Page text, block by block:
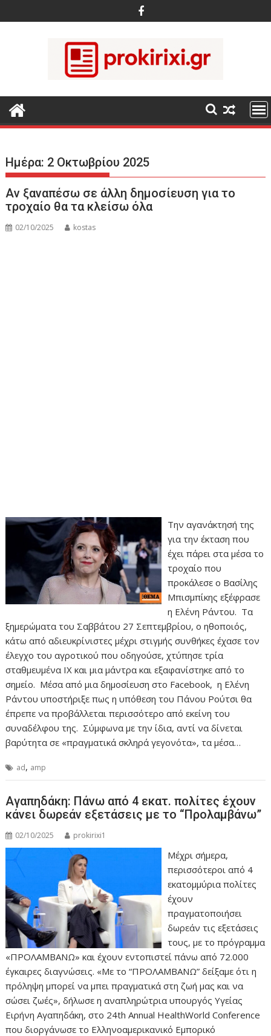
στο
Ημέρα: 2 Οκτωβρίου 2025
Αν ξαναπέσω σε άλλη δημοσίευση για το
τροχαίο θα τα κλείσω όλα
02/10/2025 kostas
Την αγανάκτησή της
για την έκταση που
έχει πάρει στα μέσα το
τροχαίο που
προκάλεσε ο Βασίλης
Μπισμπίκης εξέφρασε
η Ελένη Ράντου. Τα
ξημερώματα του Σαββάτου 27 Σεπτεμβρίου, ο ηθοποιός,
κάτω από αδιευκρίνιστες μέχρι στιγμής συνθήκες έχασε τον
έλεγχο του αγροτικού που οδηγούσε, χτύπησε τρία
σταθμευμένα ΙΧ και μια μάντρα και εξαφανίστηκε από το
σημείο. Μέσα από μια δημοσίευση στο Facebook, η Ελένη
Ράντου υποστήριξε πως η υπόθεση του Πάνου Ρούτσι θα
έπρεπε να προβάλλεται περισσότερο από εκείνη του
συναδέλφου της. Σύμφωνα με την ίδια, αντί να δίνεται
βαρύτητα σε «πραγματικά σκληρά γεγονότα», τα μέσα…
ad, amp
Αγαπηδάκη: Πάνω από 4 εκατ. πολίτες έχουν
κάνει δωρεάν εξετάσεις με το “Προλαμβάνω”
02/10/2025 prokirixi1
Μέχρι σήμερα,
περισσότεροι από 4
εκατομμύρια πολίτες
έχουν
πραγματοποιήσει
δωρεάν τις εξετάσεις
τους, με το πρόγραμμα
«ΠΡΟΛΑΜΒΑΝΩ» και έχουν εντοπιστεί πάνω από 72.000
έγκαιρες διαγνώσεις. «Με το “ΠΡΟΛΑΜΒΑΝΩ” δείξαμε ότι η
πρόληψη μπορεί να μπει πραγματικά στη ζωή μας και να
σώσει ζωές», δήλωσε η αναπληρώτρια υπουργός Υγείας
Ειρήνη Αγαπηδάκη, στο 24th Annual HealthWorld Conference
που διοργάνωσε το Ελληνοαμερικανικό Εμπορικό